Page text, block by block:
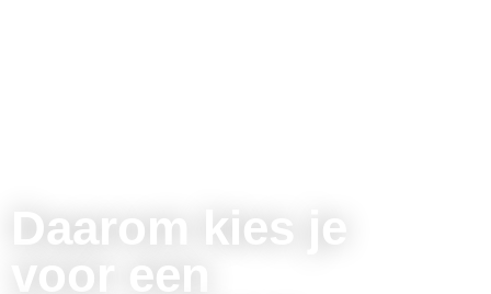
Daarom kies je
voor een